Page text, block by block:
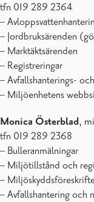
tfn 019 289 2364
–
– Jordbruksärenden
– Marktäktsärenden
– Registreringar
– Avfallshanterings-
– Miljöenhetens
Monica Österblad,
tfn 019 289 2368
– Bulleranmälningar
– Miljötillstånd och
–
– Avfallshantering och